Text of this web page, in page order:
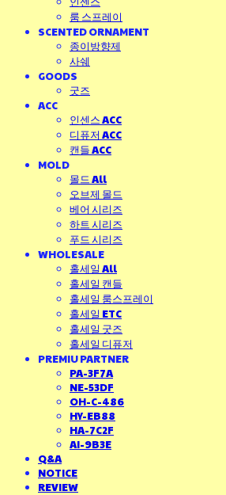
룸 스프레이
SCENTED ORNAMENT
종이방향제
사쉐
GOODS
굿즈
ACC
인센스 ACC
디퓨저 ACC
캔들 ACC
MOLD
몰드 All
오브제 몰드
베어 시리즈
하트 시리즈
푸드 시리즈
WHOLESALE
홀세일 All
홀세일 캔들
홀세일 룸스프레이
홀세일 ETC
홀세일 굿즈
홀세일 디퓨저
PREMIU PARTNER
PA-3F7A
NE-53DF
OH-C-486
HY-EB88
HA-7C2F
AI-9B3E
Q&A
NOTICE
REVIEW